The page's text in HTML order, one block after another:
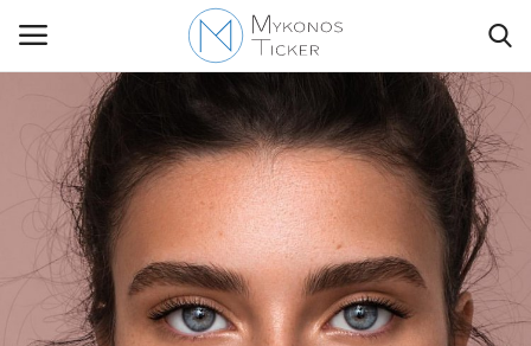
Contact Us
Politique
Business